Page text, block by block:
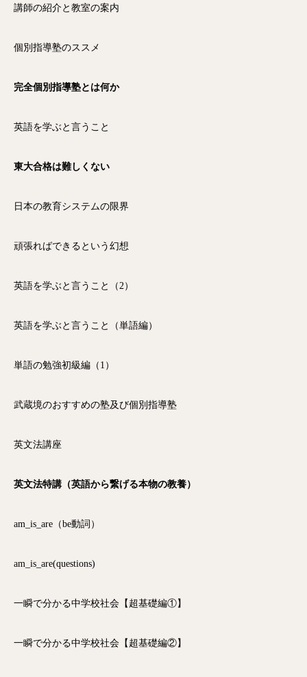
講師の紹介と教室の案内
個別指導塾のススメ
完全個別指導塾とは何か
英語を学ぶと言うこと
東大合格は難しくない
日本の教育システムの限界
頑張ればできるという幻想
英語を学ぶと言うこと（2）
英語を学ぶと言うこと（単語編）
単語の勉強初級編（1）
武蔵境のおすすめの塾及び個別指導塾
英文法講座
英文法特講（英語から繋げる本物の教養）
am_is_are（be動詞）
am_is_are(questions)
一瞬で分かる中学校社会【超基礎編①】
一瞬で分かる中学校社会【超基礎編②】